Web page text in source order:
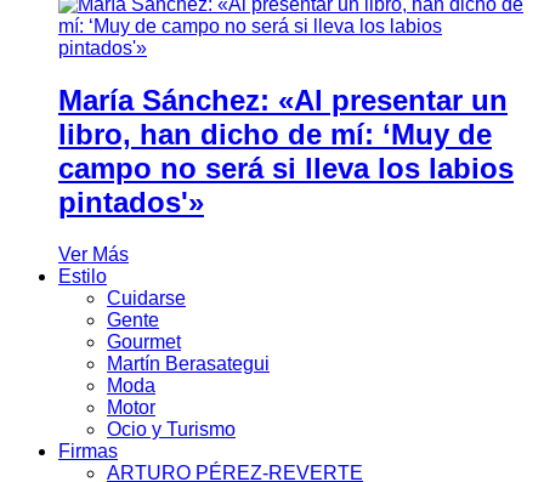
María Sánchez: «Al presentar un
libro, han dicho de mí: ‘Muy de
campo no será si lleva los labios
pintados'»
Ver Más
Estilo
Cuidarse
Gente
Gourmet
Martín Berasategui
Moda
Motor
Ocio y Turismo
Firmas
ARTURO PÉREZ-REVERTE